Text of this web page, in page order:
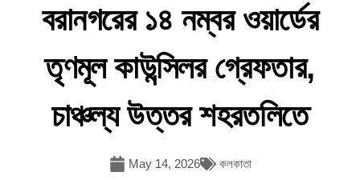
বরানগরের ১৪ নম্বর ওয়ার্ডের
তৃণমূল কাউন্সিলর গ্রেফতার,
চাঞ্চল্য উত্তর শহরতলিতে
May 14, 2026 কলকাতা